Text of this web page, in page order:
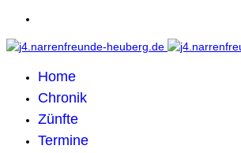
Home
Chronik
Zünfte
Termine